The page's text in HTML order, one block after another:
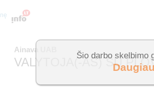
Ainava UAB
VALYTOJA(-AS) SU
Šio darbo skelbimo